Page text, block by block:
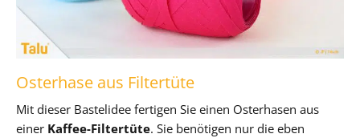
Osterhase aus Filtertüte
Mit dieser Bastelidee fertigen Sie einen Osterhasen aus
einer Kaffee-Filtertüte. Sie benötigen nur die eben